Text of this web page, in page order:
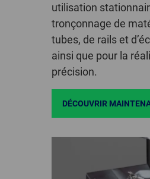
utilisation
tronçonnage de
tubes, de rails et
ainsi que pour la
précision.
DÉCOUVRIR